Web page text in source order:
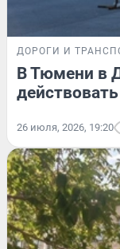
ДОРОГИ И
В Тюмени в
26 июля, 2026, 19:20